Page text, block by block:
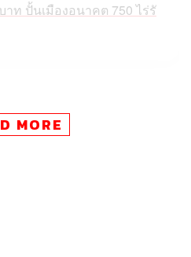
ท ปั้นเมืองอนาคต 750 ไร่รั
รับบทบาทของเซ็นทรัลพัฒนา
MORE